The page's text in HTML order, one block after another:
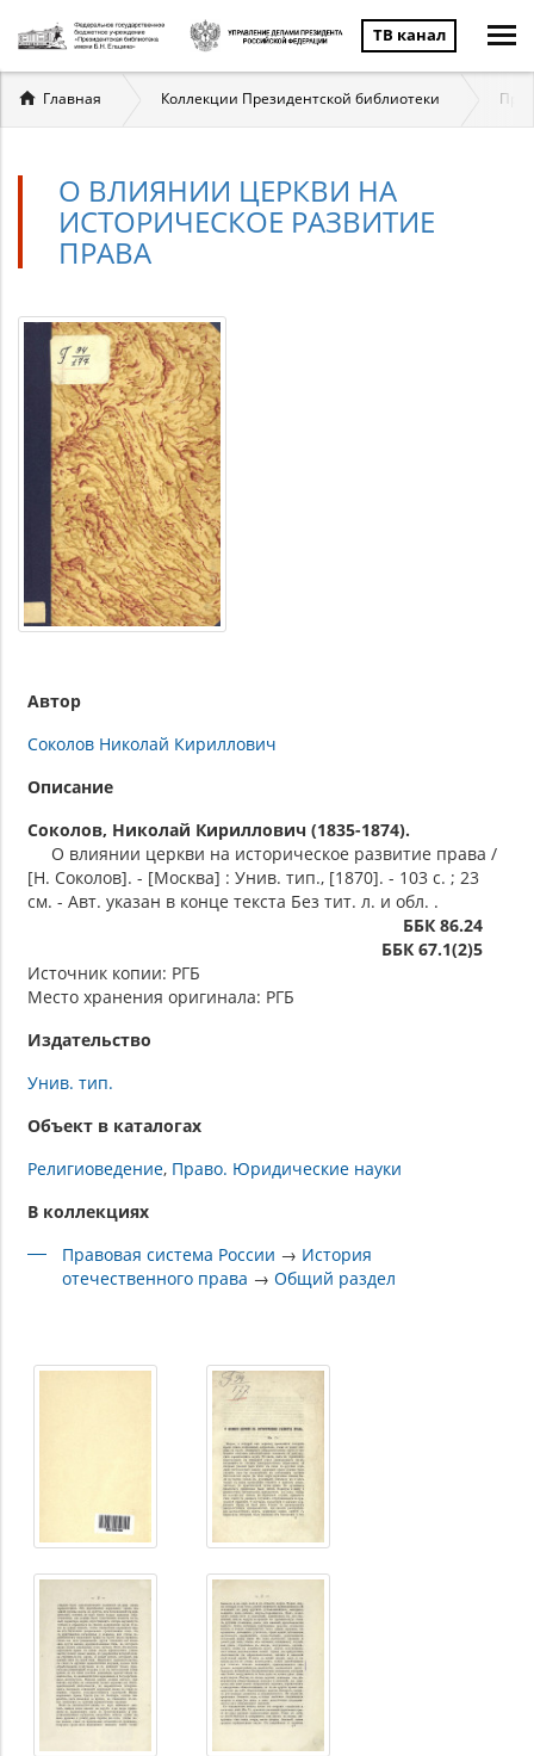
ТВ канал
Вы
здесь
Главная Коллекции Президентской библиотеки
О ВЛИЯНИИ ЦЕРКВИ НА
ИСТОРИЧЕСКОЕ РАЗВИТИЕ
ПРАВА
Автор
Соколов Николай Кириллович
Описание
Соколов, Николай Кириллович (1835-1874).
О влиянии церкви на историческое развитие права /
[Н. Соколов]. - [Москва] : Унив. тип., [1870]. - 103 с. ; 23
см. - Авт. указан в конце текста Без тит. л. и обл. .
ББК 86.24
ББК 67.1(2)5
Источник копии: РГБ
Место хранения оригинала: РГБ
Издательство
Унив. тип.
Объект в каталогах
Религиоведение Право. Юридические науки
В коллекциях
Правовая система России → История
отечественного права →Общий раздел